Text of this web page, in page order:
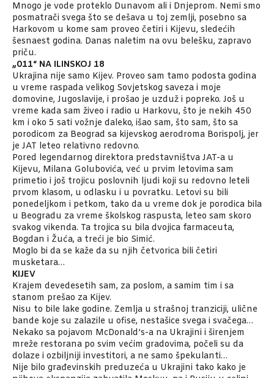
Mnogo je vode proteklo Dunavom ali i Dnjeprom. Nemi smo
posmatrači svega što se dešava u toj zemlji, posebno sa
Harkovom u kome sam proveo četiri i Kijevu, sledećih
šesnaest godina. Danas naletim na ovu belešku, zapravo
priču.
„011“ NA ILINSKOJ 18
Ukrajina nije samo Kijev. Proveo sam tamo podosta godina
u vreme raspada velikog Sovjetskog saveza i moje
domovine, Jugoslavije, i prošao je uzduž i popreko. Još u
vreme kada sam živeo i radio u Harkovu, što je nekih 450
km i oko 5 sati vožnje daleko, išao sam, što sam, što sa
porodicom za Beograd sa kijevskog aerodroma Borispolj, jer
je JAT leteo relativno redovno.
Pored legendarnog direktora predstavništva JAT-a u
Kijevu, Milana Golubovića, već u prvim letovima sam
primetio i još trojicu poslovnih ljudi koji su redovno leteli
prvom klasom, u odlasku i u povratku. Letovi su bili
ponedeljkom i petkom, tako da u vreme dok je porodica bila
u Beogradu za vreme školskog raspusta, leteo sam skoro
svakog vikenda. Ta trojica su bila dvojica farmaceuta,
Bogdan i Žuća, a treći je bio Simić.
Moglo bi da se kaže da su njih četvorica bili četiri
musketara…
KIJEV
Krajem devedesetih sam, za poslom, a samim tim i sa
stanom prešao za Kijev.
Nisu to bile lake godine. Zemlja u strašnoj tranziciji, ulične
bande koje su zalazile u ofise, nestašice svega i svačega…
Nekako sa pojavom McDonald’s-a na Ukrajini i širenjem
mreže restorana po svim većim gradovima, počeli su da
dolaze i ozbiljniji investitori, a ne samo špekulanti…
Nije bilo građevinskih preduzeća u Ukrajini tako kako je